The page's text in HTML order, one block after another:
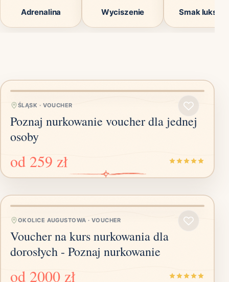
Adrenalina Wyciszenie Smak
ŚLĄSK · VOUCHER
Poznaj nurkowanie voucher dla jednej
osoby
od 259 zł
OKOLICE AUGUSTOWA · VOUCHER
Voucher na kurs nurkowania dla
dorosłych - Poznaj nurkowanie
od 2000 zł